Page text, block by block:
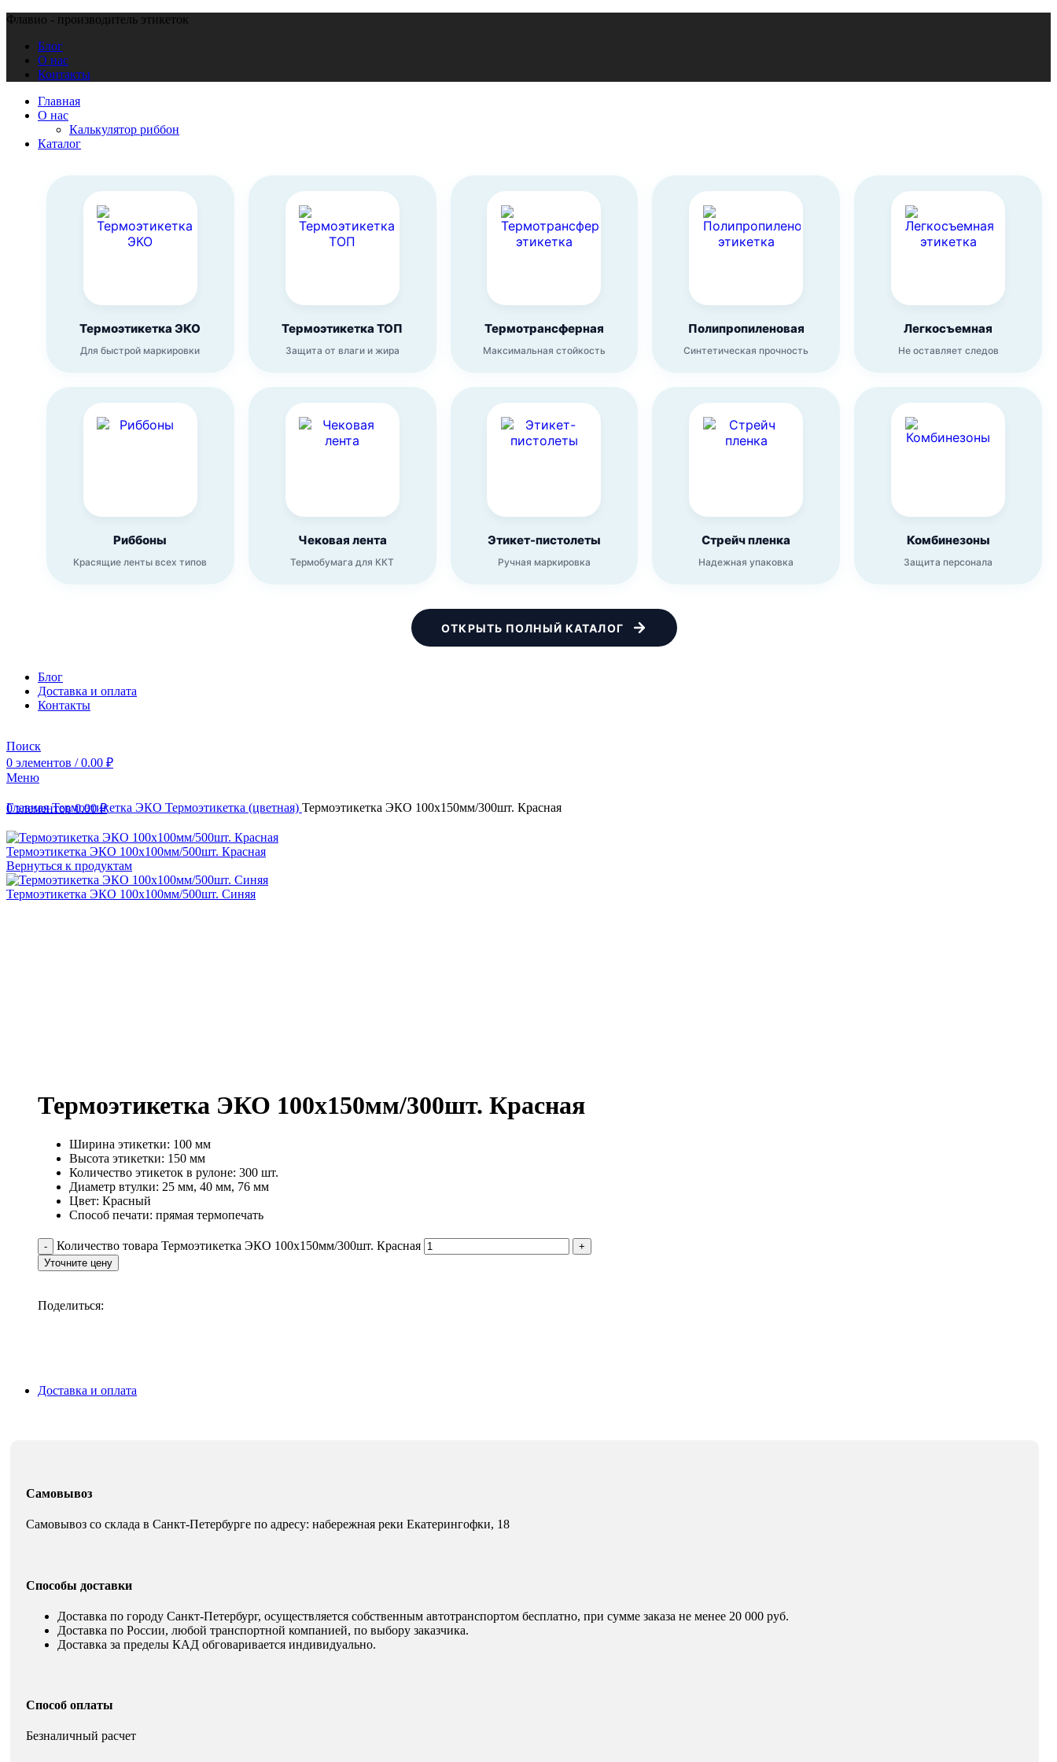
Флавио - производитель этикеток
Блог
О нас
Контакты
Главная
О нас
Калькулятор риббон
Каталог
Термоэтикетка ЭКО
Для быстрой маркировки
Термоэтикетка ТОП
Защита от влаги и жира
Термотрансферная
Максимальная стойкость
Полипропиленовая
Синтетическая прочность
Легкосъемная
Не оставляет следов
Риббоны
Красящие ленты всех типов
Чековая лента
Термобумага для ККТ
Этикет-пистолеты
Ручная маркировка
Стрейч пленка
Надежная упаковка
Комбинезоны
Защита персонала
ОТКРЫТЬ ПОЛНЫЙ КАТАЛОГ
Блог
Доставка и оплата
Контакты
Поиск
0 элементов / 0.00 ₽
Меню
0элементов 0.00₽
ГлавнаяТермоэтикетка ЭКО Термоэтикетка (цветная) Термоэтикетка ЭКО 100х150мм/300шт. Красная
Термоэтикетка ЭКО 100х100мм/500шт. Красная
Вернуться к продуктам
Термоэтикетка ЭКО 100х100мм/500шт. Синяя
Термоэтикетка ЭКО 100х150мм/300шт. Красная
Ширина этикетки: 100 мм
Высота этикетки: 150 мм
Количество этикеток в рулоне: 300 шт.
Диаметр втулки: 25 мм, 40 мм, 76 мм
Цвет: Красный
Способ печати: прямая термопечать
Количество товара Термоэтикетка ЭКО 100х150мм/300шт. Красная
Уточните цену
Поделиться:
Доставка и оплата
Самовывоз
Самовывоз со склада в Санкт-Петербурге по адресу: набережная реки Екатерингофки, 18
Способы доставки
Доставка по городу Санкт-Петербург, осуществляется собственным автотранспортом бесплатно, при сумме заказа не менее 20 000 руб.
Доставка по России, любой транспортной компанией, по выбору заказчика.
Доставка за пределы КАД обговаривается индивидуально.
Способ оплаты
Безналичный расчет